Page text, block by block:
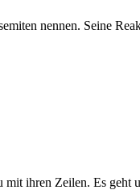
nennen. Seine
ihren Zeilen. Es geht